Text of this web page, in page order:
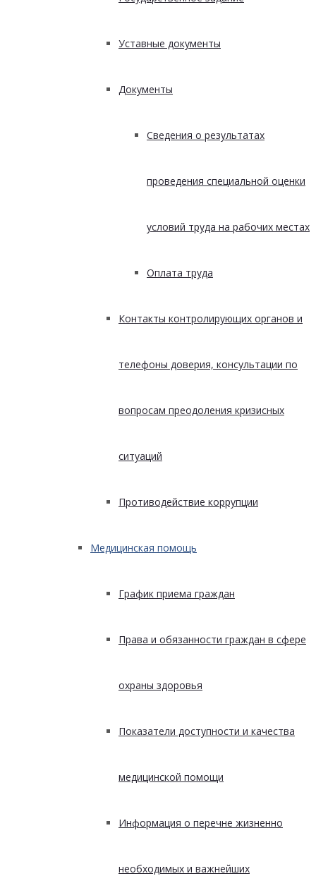
Уставные документы
Документы
Сведения о результатах
проведения специальной оценки
условий труда на рабочих местах
Оплата труда
Контакты контролирующих органов и
телефоны доверия, консультации по
вопросам преодоления кризисных
ситуаций
Противодействие коррупции
Медицинская помощь
График приема граждан
Права и обязанности граждан в сфере
охраны здоровья
Показатели доступности и качества
медицинской помощи
Информация о перечне жизненно
необходимых и важнейших